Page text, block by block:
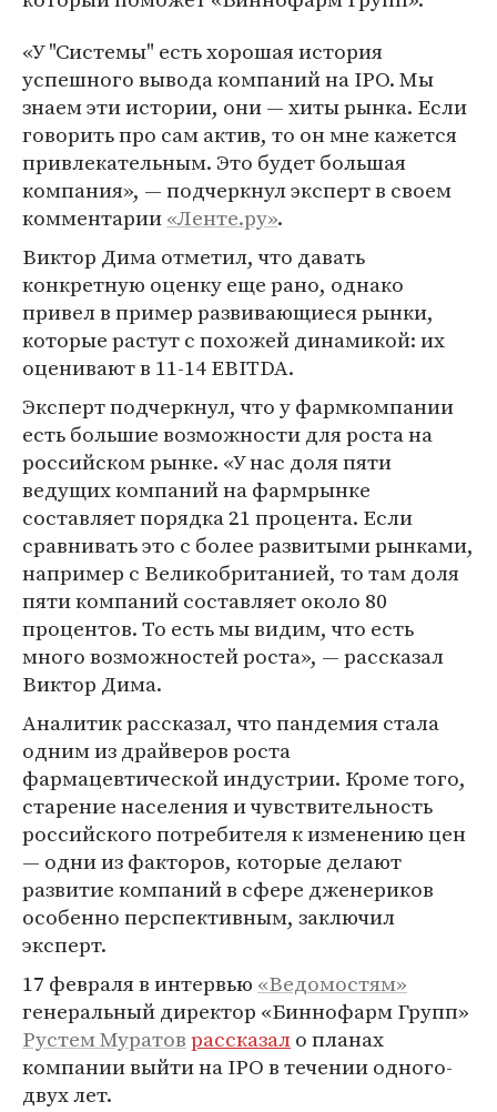
«У "Системы" есть хорошая история
успешного вывода компаний на IPO. Мы
знаем эти истории, они — хиты рынка. Если
говорить про сам актив, то он мне кажется
привлекательным. Это будет большая
компания», — подчеркнул эксперт в своем
комментарии«Ленте.ру».
Виктор Дима отметил, что давать
конкретную оценку еще рано, однако
привел в пример развивающиеся рынки,
которые растут с похожей динамикой: их
оценивают в 11-14 EBITDA.
Эксперт подчеркнул, что у фармкомпании
есть большие возможности для роста на
российском рынке. «У нас доля пяти
ведущих компаний на фармрынке
составляет порядка 21 процента. Если
сравнивать это с более развитыми рынками,
например с Великобританией, то там доля
пяти компаний составляет около 80
процентов. То есть мы видим, что есть
много возможностей роста», — рассказал
Виктор Дима.
Аналитик рассказал, что пандемия стала
одним из драйверов роста
фармацевтической индустрии. Кроме того,
старение населения и чувствительность
российского потребителя к изменению цен
— одни из факторов, которые делают
развитие компаний в сфере дженериков
особенно перспективным, заключил
эксперт.
17 февраля в интервью «Ведомостям»
генеральный директор «Биннофарм Групп»
Рустем Муратоврассказало планах
компании выйти на IPO в течении одного-
двух лет.